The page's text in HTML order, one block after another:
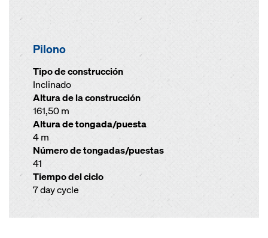
Pilono
Tipo de construcción
Inclinado
Altura de la construcción
161,50 m
Altura de tongada/puesta
4 m
Número de tongadas/puestas
41
Tiempo del ciclo
7 day cycle